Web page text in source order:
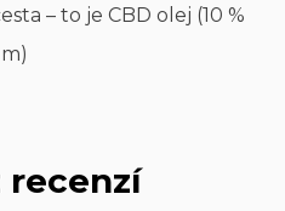
– to je CBD olej (10 %
recenzí